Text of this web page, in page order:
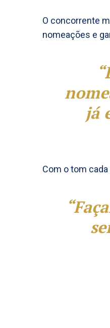
O concorrente
nomeações e
já
Com o tom